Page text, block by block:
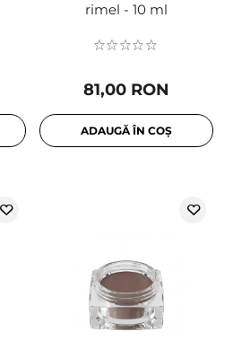
rimel - 10 ml
81,00 RON
ADAUGĂ ÎN COȘ